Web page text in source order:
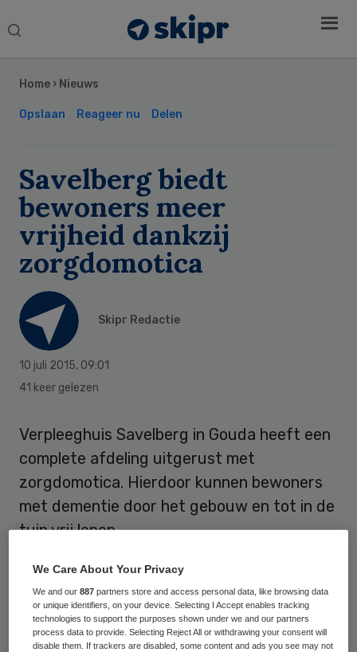
Search
Home › Nieuws
Opslaan Reageer nu Delen
Savelberg biedt
bewoners meer
vrijheid dankzij
zorgdomotica
Skipr Redactie
10 juli 2015, 09:01
41 keer gelezen
Verpleeghuis Savelberg in Gouda heeft een
complete afdeling uitgerust met
zorgdomotica. Hierdoor kunnen bewoners
met dementie door het gebouw en tot in de
tuin vrij lopen.
Savelberg heeft de afdeling in een half jaar
aangepast en uitgerust met slimme
zorgtechnologie. Er wordt gebruik gemaakt
van smartphones en slimme sensoren.
Sidebar
We Care About Your Privacy
We and our887 partners store and access personal data, like browsing data
or unique identifiers, on your device. Selecting I Accept enables tracking
technologies to support the purposes shown under we and our partners
process data to provide. Selecting Reject All or withdrawing your consent will
disable them. If trackers are disabled, some content and ads you see may not